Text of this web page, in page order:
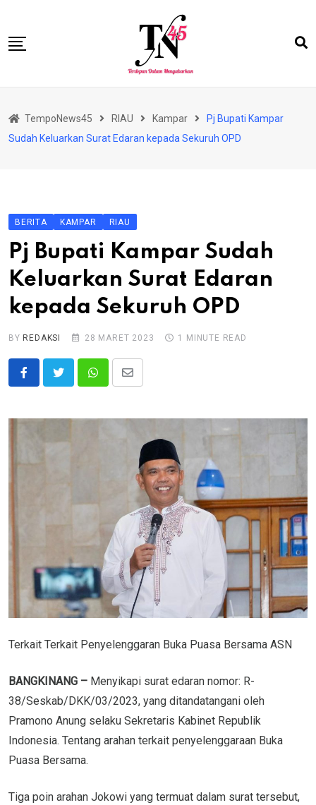
content
BISNIS
RIAU
PERISTIWA
OLAHRAGA
PENDIDIKAN
TempoNews45 RIAU Kampar
Pj Bupati Kampar
Sudah Keluarkan Surat Edaran kepada Sekuruh OPD
BERITA KAMPAR RIAU
Pj Bupati Kampar Sudah
Keluarkan Surat Edaran
kepada Sekuruh OPD
BY REDAKSI 28 MARET 2023 1 MINUTE READ
WhatsappShare
Email
Terkait Terkait Penyelenggaran Buka Puasa Bersama ASN
BANGKINANG – Menyikapi surat edaran nomor: R-
38/Seskab/DKK/03/2023, yang ditandatangani oleh
Pramono Anung selaku Sekretaris Kabinet Republik
Indonesia. Tentang arahan terkait penyelenggaraan Buka
Puasa Bersama.
Tiga poin arahan Jokowi yang termuat dalam surat tersebut,